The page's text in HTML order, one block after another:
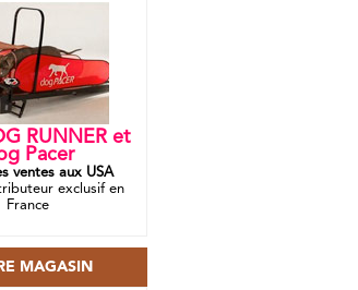
RUNNER et
Pacer
ventes aux USA
exclusif en
France
MAGASIN